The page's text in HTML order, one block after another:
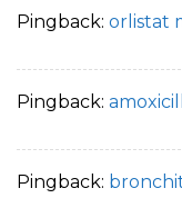
Pingback: orlistat
Pingback:
Pingback: